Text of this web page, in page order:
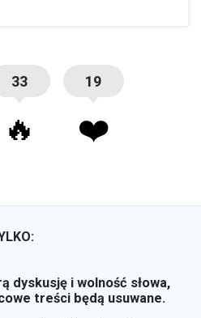
33
🔥
19
❤️
dyskusję i wolność słowa,
treści będą usuwane.